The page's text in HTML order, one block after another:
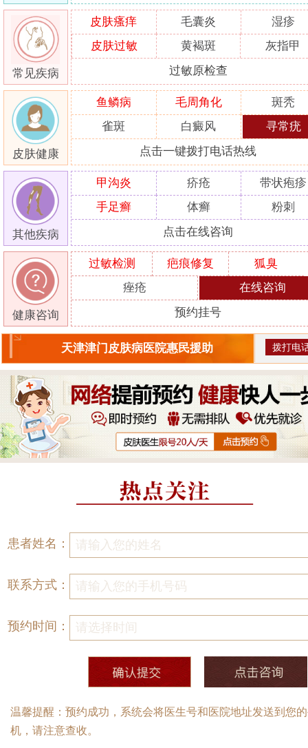
常见疾病
皮肤瘙痒 毛囊炎
湿疹
皮肤过敏
黄褐斑 灰指甲
过敏原检查
皮肤健康
鱼鳞病 毛周角化
斑秃
雀斑
白癜风 寻常疣
点击一键拨打电话热线
其他疾病
甲沟炎 疥疮
带状疱疹
手足癣
体癣 粉刺
点击在线咨询
健康咨询
过敏检测 疤痕修复
狐臭
痤疮
在线咨询
预约挂号
天津津门皮肤病医院惠民援助 拨打电
患者姓名：
联系方式：
预约时间：
温馨提醒：预约成功，系统会将医生号和医院地址发送到您
机，请注意查收。